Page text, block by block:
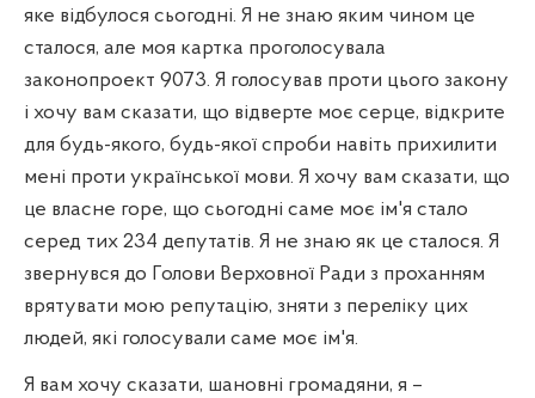
яке відбулося сьогодні. Я не знаю яким чином це
сталося, але моя картка проголосувала
законопроект 9073. Я голосував проти цього закону
і хочу вам сказати, що відверте моє серце, відкрите
для будь-якого, будь-якої спроби навіть прихилити
мені проти української мови. Я хочу вам сказати, що
це власне горе, що сьогодні саме моє ім'я стало
серед тих 234 депутатів. Я не знаю як це сталося. Я
звернувся до Голови Верховної Ради з проханням
врятувати мою репутацію, зняти з переліку цих
людей, які голосували саме моє ім'я.
Я вам хочу сказати, шановні громадяни, я –